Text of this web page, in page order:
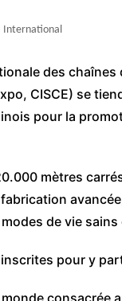
International
des chaînes
CISCE) se
pour la
mètres
de vie sains
pour y
consacrée